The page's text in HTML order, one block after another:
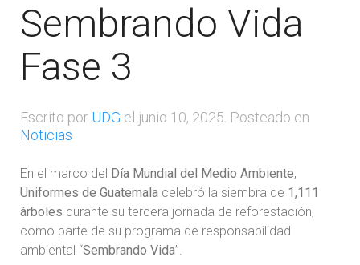
Sembrando Vida
Fase 3
Escrito por UDG el junio 10, 2025 . Posteado en
Noticias
En el marco del Día Mundial del Medio Ambiente,
Uniformes de Guatemala celebró la siembra de 1,111
árboles durante su tercera jornada de reforestación,
como parte de su programa de responsabilidad
ambiental “Sembrando Vida”.